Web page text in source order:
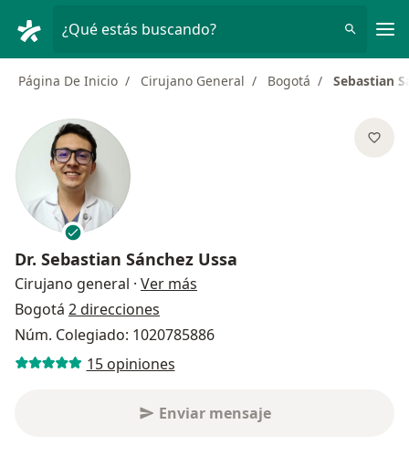
¿Qué estás buscando?
Página De Inicio Cirujano General Bogotá Sebastian
Dr. Sebastian Sánchez Ussa
Cirujano general · Ver más
Bogotá 2 direcciones
Núm. Colegiado: 1020785886
15 opiniones
Enviar mensaje